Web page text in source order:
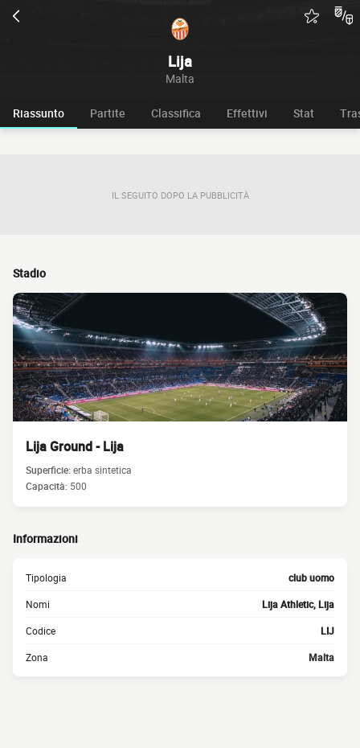
Lija
Malta
Riassunto Partite Classifica Effettivi Stat
IL SEGUITO DOPO LA PUBBLICITÀ
Stadio
Lija Ground - Lija
Superficie:erba sintetica
Capacità: 500
Informazioni
Tipologia club uomo
Nomi Lija Athletic, Lija
Codice LIJ
Zona Malta